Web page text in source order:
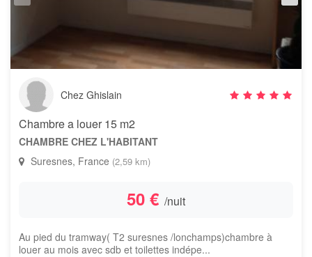
Chez Ghislain
Chambre a louer 15 m2
CHAMBRE CHEZ L'HABITANT
Suresnes, France (2,59 km)
50 € /nuit
Au pied du tramway( T2 suresnes /lonchamps)chambre à
louer au mois avec sdb et toilettes indépe...